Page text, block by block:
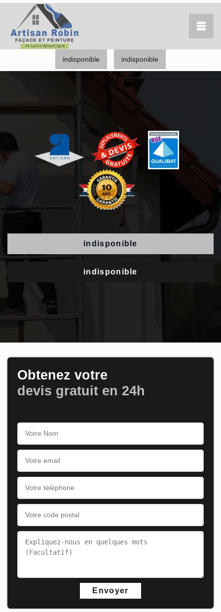
indisponible indisponible
indisponible
indisponible
Obtenez votre
devis gratuit en 24h